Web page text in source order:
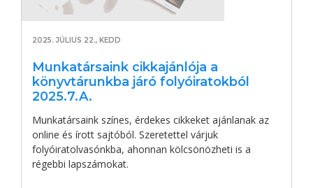
2025. JÚLIUS 22., KEDD
Munkatársaink cikkajánlója a
könyvtárunkba járó folyóiratokból
2025.7.A.
Munkatársaink színes, érdekes cikkeket ajánlanak az
online és írott sajtóból. Szeretettel várjuk
folyóiratolvasónkba, ahonnan kölcsönözheti is a
régebbi lapszámokat.